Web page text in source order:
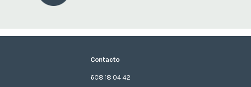
Contacto
608 18 04 42